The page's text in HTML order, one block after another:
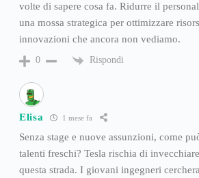
volte di sapere cosa fa. Ridurre il
una mossa strategica per ottimizzare
innovazioni che ancora non vediamo.
0 Rispondi
Elisa 1 mese fa
Senza stage e nuove assunzioni, come
talenti freschi? Tesla rischia di
questa strada. I giovani ingegneri